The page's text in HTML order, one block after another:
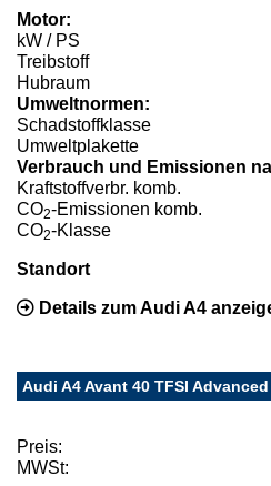
Motor:
kW / PS
Treibstoff
Hubraum
Umweltnormen:
Schadstoffklasse
Umweltplakette
Verbrauch und Emissionen
Kraftstoffverbr. komb.
CO2-Emissionen komb.
CO2-Klasse
Standort
Details zum Audi A4
Audi A4 Avant 40 TFSI Advanced
Preis:
MWSt: